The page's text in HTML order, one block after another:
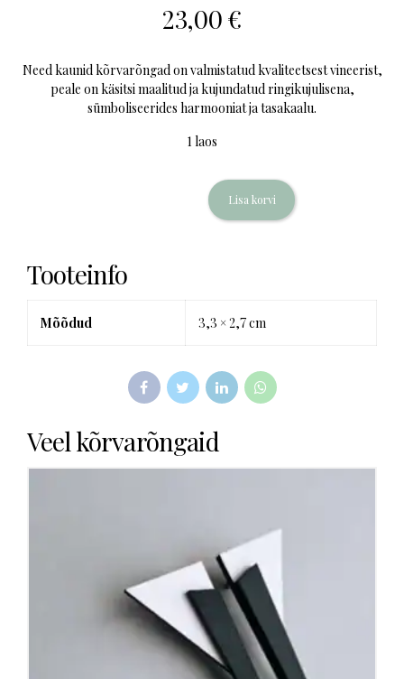
23,00€
Need kaunid kõrvarõngad on valmistatud kvaliteetsest vineerist,
peale on käsitsi maalitud ja kujundatud ringikujulisena,
sümboliseerides harmooniat ja tasakaalu.
1 laos
Lisa korvi
Tooteinfo
Mõõdud 3,3 × 2,7 cm
Veel kõrvarõngaid